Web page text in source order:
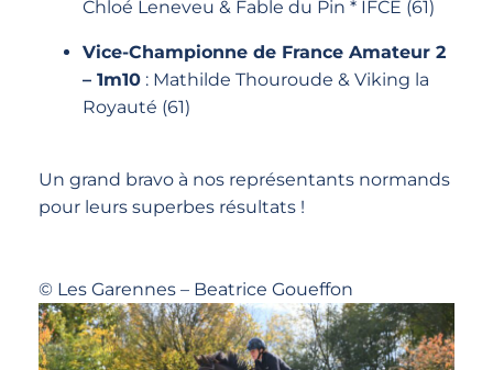
Chloé Leneveu & Fable du Pin * IFCE (61)
Vice-Championne de France Amateur 2
– 1m10 : Mathilde Thouroude & Viking la
Royauté (61)
Un grand bravo à nos représentants normands
pour leurs superbes résultats !
© Les Garennes – Beatrice Goueffon